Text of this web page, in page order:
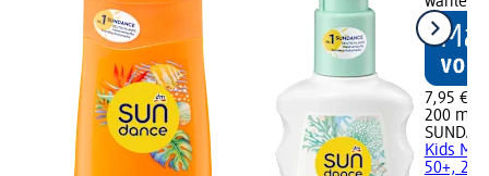
7,95 €
200 ml
Kids
50+,